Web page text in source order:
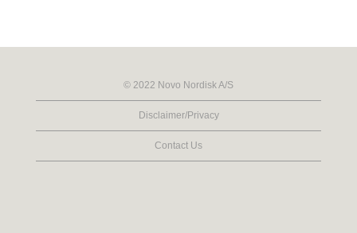
© 2022 Novo Nordisk A/S
Disclaimer/Privacy
Contact Us